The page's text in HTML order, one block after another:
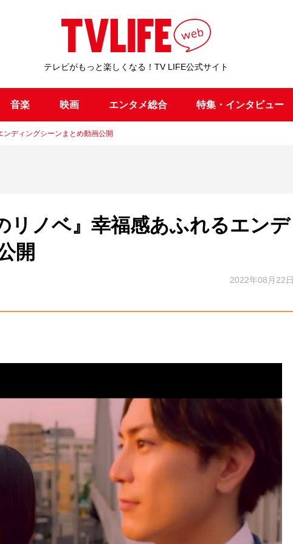
テレビがもっと楽しくなる！TV LIFE公式サイト
音楽 映画 エンタメ総合 特集・インタビュー
ディングシーンまとめ動画公開
リノベ』幸福感あふれるエンデ
開
2022年08月22日